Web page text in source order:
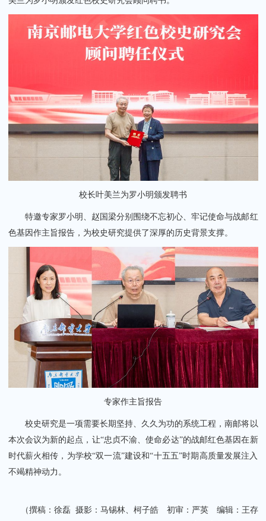
校长叶美兰为罗小明颁发聘书
特邀专家罗小明、赵国梁分别围绕不忘初心、牢记使命与战邮红
色基因作主旨报告，为校史研究提供了深厚的历史背景支撑。
专家作主旨报告
校史研究是一项需要长期坚持、久久为功的系统工程，南邮将以
本次会议为新的起点，让“忠贞不渝、使命必达”的战邮红色基因在新
时代薪火相传，为学校“双一流”建设和“十五五”时期高质量发展注入
不竭精神动力。
（撰稿：徐磊 摄影：马锡林、柯子皓 初审：严英 编辑：王存